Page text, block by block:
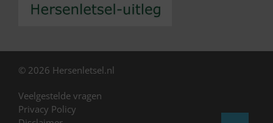
© 2026 Hersenletsel.nl
Veelgestelde vragen
Privacy Policy